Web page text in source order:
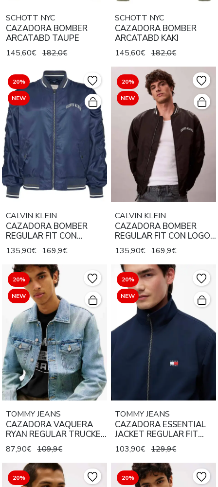
SCHOTT NYC
CAZADORA BOMBER
ARCATABD TAUPE
145,60€ 182,0€
SCHOTT NYC
CAZADORA BOMBER
ARCATABD KAKI
145,60€ 182,0€
20%
NEW
CALVIN KLEIN
CAZADORA BOMBER
REGULAR FIT CON
BORDADO
UNIVERSITARIA DARK
DENIM
135,90€ 169,9€
20%
NEW
CALVIN KLEIN
CAZADORA BOMBER
REGULAR FIT CON LOGO
BORDADO
UNIVERSITARIO BLACK
135,90€ 169,9€
20%
NEW
TOMMY JEANS
CAZADORA VAQUERA
RYAN REGULAR TRUCKER
BJ8012 DENIM LIGHT
87,90€ 109,9€
20%
NEW
TOMMY JEANS
CAZADORA ESSENTIAL
JACKET REGULAR FIT
DARK NIGHT NAVY
103,90€ 129,9€
20% 20%